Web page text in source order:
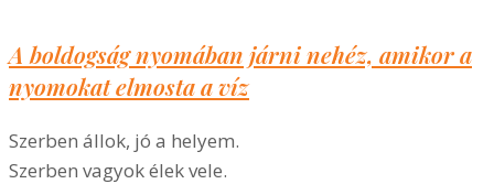
A boldogság nyomában járni nehéz, amikor a
nyomokat elmosta a víz
Szerben állok, jó a helyem.
Szerben vagyok élek vele.